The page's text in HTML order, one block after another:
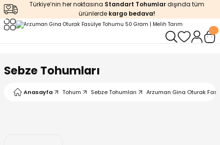
Türkiye’nin her noktasına Standart Tohumlardışında tüm
ürünlerde kargo bedava!
Sebze Tohumları
Anasayfa Tohum Sebze Tohumları Arzuman Gina Oturak
Geri Dön
Geri Dön
Geri Dön
Geri Dön
Geri Dön
Asit